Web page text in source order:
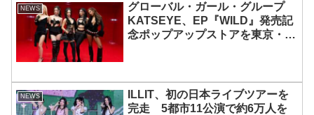
NEWS
グローバル・ガール・グループ
KATSEYE、EP『WILD』発売記
念ポップアップストアを東京・原
NEWS
ILLIT、初の日本ライブツアーを
完走 5都市11公演で約6万人を